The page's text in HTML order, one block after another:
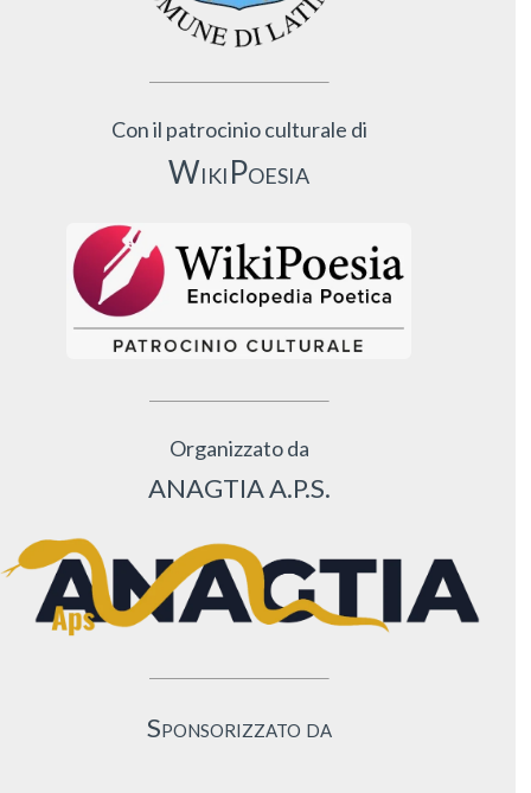
Con il patrocinio culturale di
WikiPoesia
Organizzato da
ANAGTIA A.P.S.
Sponsorizzato da